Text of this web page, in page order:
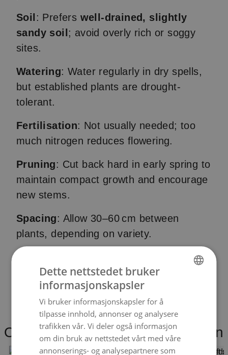
Soil : Prefers well-drained, slightly
sandy soil ; avoid overly rich or soggy
sites.
Watering: Water regularly in dry spells,
but established plants are drought-
tolerant.
Fertilisation: Not usually needed; too
much nitrogen reduces flowering.
Pruning: Cut back hard in early spring to
maintain compact growth and encourage
new stems.
Spacing: Allow 30–60 cm between
plants, depending on variety.
maintenance; may be mildly invasive in
some areas.
Overrask med blomster på døren
ENGLISH
Dette nettstedet bruker
informasjonskapsler
Vi bruker informasjonskapsler for å
tilpasse innhold, annonser og analysere
trafikken vår. Vi deler også informasjon
om din bruk av nettstedet vårt med våre
annonserings- og analysepartnere som